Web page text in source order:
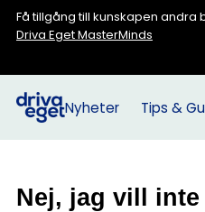
Få tillgång till kunskapen andra
Driva Eget MasterMinds
Nyheter Tips &
Nej, jag vill inte